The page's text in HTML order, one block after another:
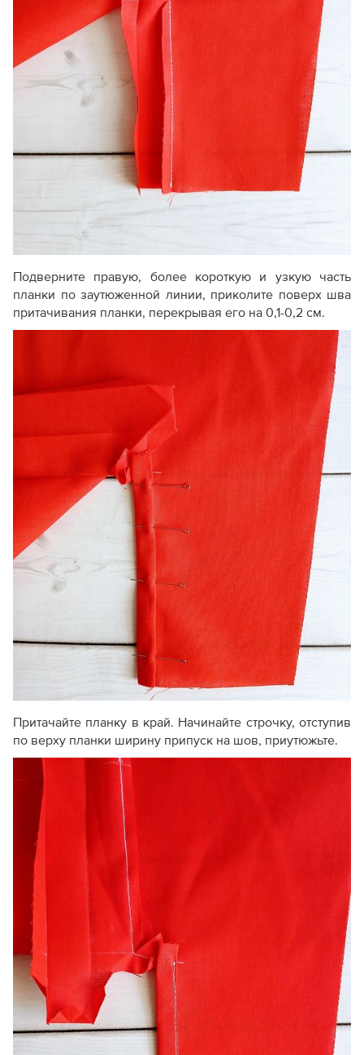
Подверните правую, более короткую и узкую часть
планки по заутюженной линии, приколите поверх шва
притачивания планки, перекрывая его на 0,1-0,2 см.
Притачайте планку в край. Начинайте строчку, отступив
по верху планки ширину припуск на шов, приутюжьте.